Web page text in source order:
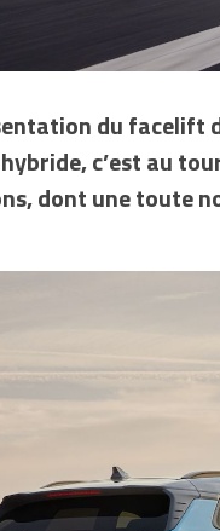
du facelift
c’est au
dont une toute